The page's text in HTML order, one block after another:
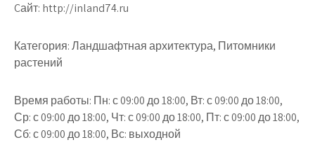
Cайт: http://inland74.ru
Категория: Ландшафтная архитектура, Питомники
растений
Время работы: Пн: с 09:00 до 18:00, Вт: с 09:00 до 18:00,
Ср: с 09:00 до 18:00, Чт: с 09:00 до 18:00, Пт: с 09:00 до 18:00,
Сб: с 09:00 до 18:00, Вс: выходной